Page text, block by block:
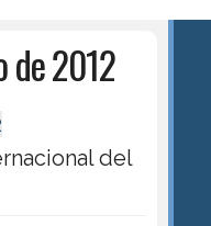
de 2012
del